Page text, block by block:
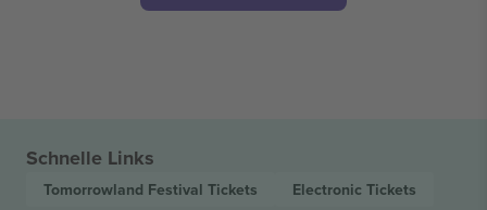
Schnelle Links
Tomorrowland Festival Tickets Electronic Tickets